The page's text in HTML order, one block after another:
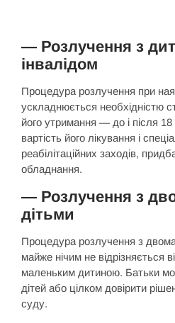
— Розлучення з
інвалідом
Процедура розлучення при
ускладнюється необхідністю
його утримання — до і після 18
вартість його лікування і
реабілітаційних заходів,
обладнання.
— Розлучення з
дітьми
Процедура розлучення з
майже нічим не відрізняється
маленьким дитиною. Батьки
дітей або цілком довірити
суду.